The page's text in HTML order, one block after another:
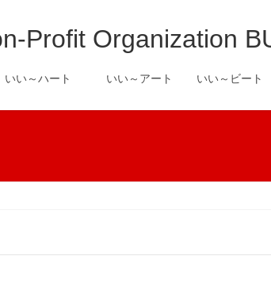
Profit Organization
いい～ハート いい～アート いい～ビート